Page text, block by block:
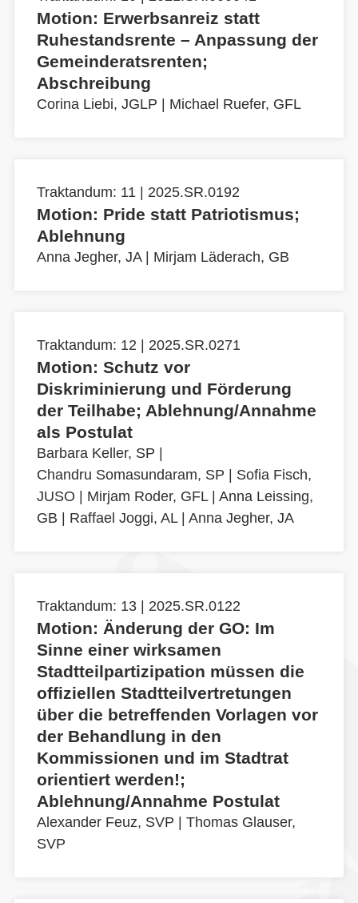
Motion: Erwerbsanreiz statt
Ruhestandsrente – Anpassung der
Gemeinderatsrenten;
Abschreibung
Corina Liebi, JGLP Michael Ruefer, GFL
Traktandum: 11 | 2025.SR.0192
Motion: Pride statt Patriotismus;
Ablehnung
Anna Jegher, JA| Mirjam Läderach, GB
Traktandum: 12 | 2025.SR.0271
Motion: Schutz vor
Diskriminierung und Förderung
der Teilhabe; Ablehnung/Annahme
als Postulat
Barbara Keller, SP
Chandru Somasundaram, SP
Sofia Fisch,
JUSO
Mirjam Roder, GFL| Anna Leissing,
GB
Raffael Joggi, AL| Anna Jegher, JA
Traktandum: 13 | 2025.SR.0122
Motion: Änderung der GO: Im
Sinne einer wirksamen
Stadtteilpartizipation müssen die
offiziellen Stadtteilvertretungen
über die betreffenden Vorlagen vor
der Behandlung in den
Kommissionen und im Stadtrat
orientiert werden!;
Ablehnung/Annahme Postulat
Alexander Feuz, SVP
Thomas Glauser,
SVP